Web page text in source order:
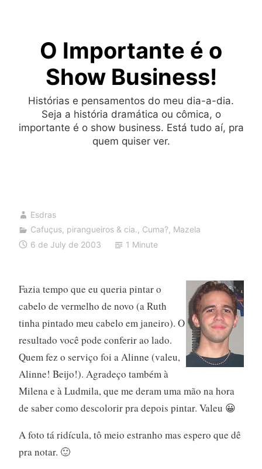
O Importante é o
Show Business!
Histórias e pensamentos do meu dia-a-dia.
Seja a história dramática ou cômica, o
importante é o show business. Está tudo aí, pra
quem quiser ver.
Esdras
Cafuçus, pirangueiros & cia., Cuma?, Mazela
6 de July de 2003
1 Minute
Fazia tempo que eu queria pintar o
cabelo de vermelho de novo (a Ruth
tinha pintado meu cabelo em janeiro). O
resultado você pode conferir ao lado.
Quem fez o serviço foi a Alinne (valeu,
Alinne! Beijo!). Agradeço também à
Milena e à Ludmila, que me deram uma mão na hora
de saber como descolorir pra depois pintar. Valeu 😀
A foto tá ridícula, tô meio estranho mas espero que dê
pra notar. 🙂